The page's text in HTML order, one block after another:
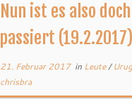
Nun ist es also doch
passiert (19.2.2017)
21. Februar 2017in Leute/
chrisbra